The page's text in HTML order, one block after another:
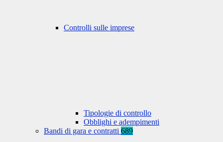
Controlli sulle imprese
Tipologie di controllo
Obblighi e adempimenti
Bandi di gara e contratti 689